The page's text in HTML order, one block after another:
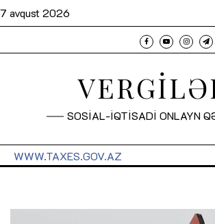
7 avqust 2026
SOSİAL-İQTİSADİ ONLAYN
WWW.TAXES.GOV.AZ